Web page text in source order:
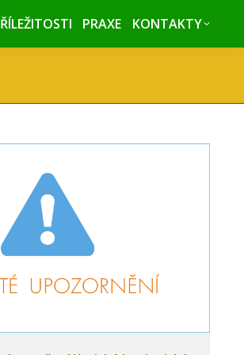
PRAXE KONTAKTY
PRAXE KONTAKTY